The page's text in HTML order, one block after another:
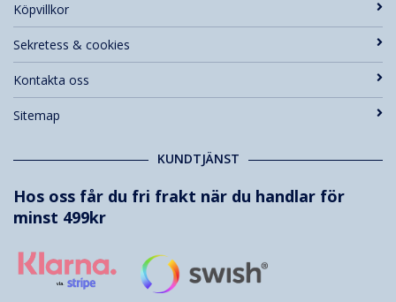
Köpvillkor
Sekretess & cookies
Kontakta oss
Sitemap
KUNDTJÄNST
Hos oss får du fri frakt när du handlar för
minst 499kr